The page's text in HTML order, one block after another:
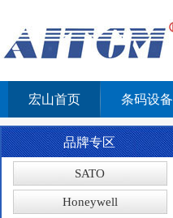
宏山首页 条码设备
品牌专区
SATO
Honeywell